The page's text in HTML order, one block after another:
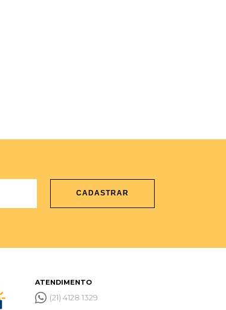
CADASTRAR
ATENDIMENTO
(21) 4128 1329